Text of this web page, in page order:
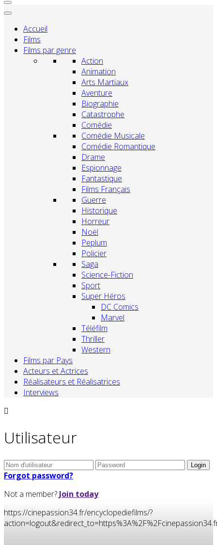
Accueil
Films
Films par genre
Action
Animation
Arts Martiaux
Aventure
Biographie
Catastrophe
Comédie
Comédie Musicale
Comédie Romantique
Drame
Espionnage
Fantastique
Films Français
Guerre
Historique
Horreur
Noël
Peplum
Policier
Saga
Science-Fiction
Sport
Super Héros
DC Comics
Marvel
Téléfilm
Thriller
Western
Films par Pays
Acteurs et Actrices
Réalisateurs et Réalisatrices
Interviews
Utilisateur
Forgot password?
Not a member? Join today
https://cinepassion34.fr/encyclopediefilms/?